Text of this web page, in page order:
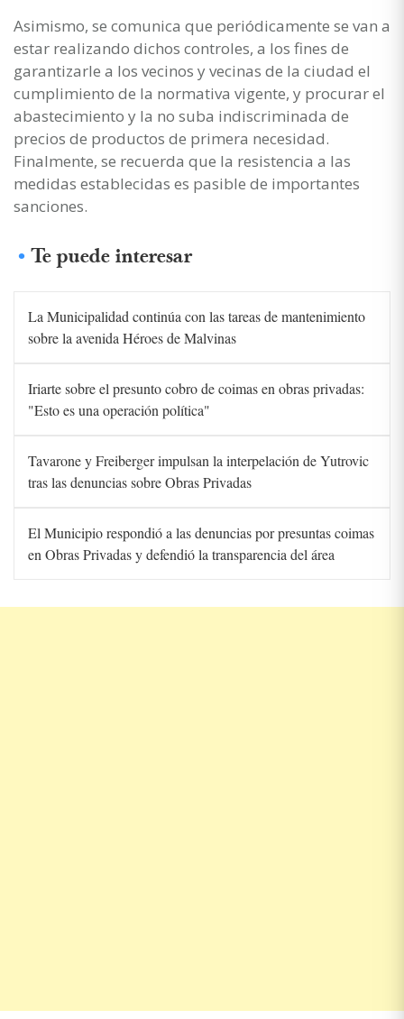
Asimismo, se comunica que periódicamente se van a
estar realizando dichos controles, a los fines de
garantizarle a los vecinos y vecinas de la ciudad el
cumplimiento de la normativa vigente, y procurar el
abastecimiento y la no suba indiscriminada de
precios de productos de primera necesidad.
Finalmente, se recuerda que la resistencia a las
medidas establecidas es pasible de importantes
sanciones.
Te puede interesar
La Municipalidad continúa con las tareas de mantenimiento
sobre la avenida Héroes de Malvinas
Iriarte sobre el presunto cobro de coimas en obras privadas:
"Esto es una operación política"
Tavarone y Freiberger impulsan la interpelación de Yutrovic
tras las denuncias sobre Obras Privadas
El Municipio respondió a las denuncias por presuntas coimas
en Obras Privadas y defendió la transparencia del área